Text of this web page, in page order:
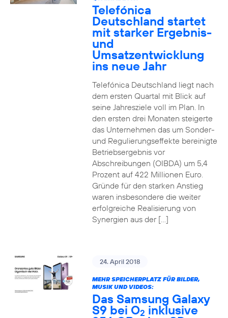
Telefónica
Deutschland startet
mit starker Ergebnis-
und
Umsatzentwicklung
ins neue Jahr
Telefónica Deutschland liegt nach
dem ersten Quartal mit Blick auf
seine Jahresziele voll im Plan. In
den ersten drei Monaten steigerte
das Unternehmen das um Sonder-
und Regulierungseffekte bereinigte
Betriebsergebnis vor
Abschreibungen (OIBDA) um 5,4
Prozent auf 422 Millionen Euro.
Gründe für den starken Anstieg
waren insbesondere die weiter
erfolgreiche Realisierung von
Synergien aus der […]
24. April 2018
MEHR SPEICHERPLATZ FÜR BILDER,
MUSIK UND VIDEOS:
Das Samsung Galaxy
S9 bei O2 inklusive